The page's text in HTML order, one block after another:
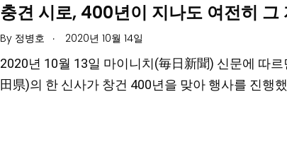
충견 시로, 400년이 지나도 여전히 그
By 정병호 . 2020년 10월 14일
2020년 10월 13일 마이니치(毎日新聞) 신문에 따
田県)의 한 신사가 창건 400년을 맞아 행사를 진행